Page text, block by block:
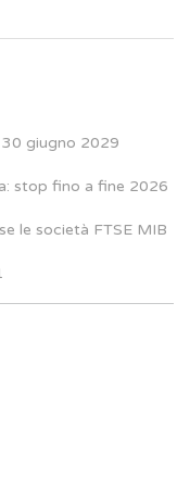
giugno 2029
stop fino a fine 2026
le società FTSE MIB